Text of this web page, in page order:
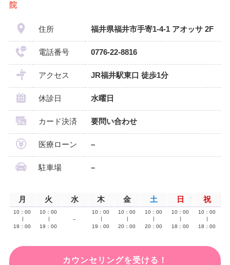
院
住所 福井県福井市手寄1-4-1 アオッサ 2F
電話番号 0776-22-8816
アクセス JR福井駅東口 徒歩1分
休診日 水曜日
カード決済 要問い合わせ
医療ローン –
駐車場 –
月 火 水 木 金 土 日 祝
10：00
19：00
10：00
19：00
–
10：00
19：00
10：00
20：00
10：00
20：00
10：00
18：00
10：00
18：00
カウンセリングを受ける！